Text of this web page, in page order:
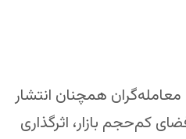
معامله‌گران همچنان انتشار
کم‌حجم بازار، اثرگذاری